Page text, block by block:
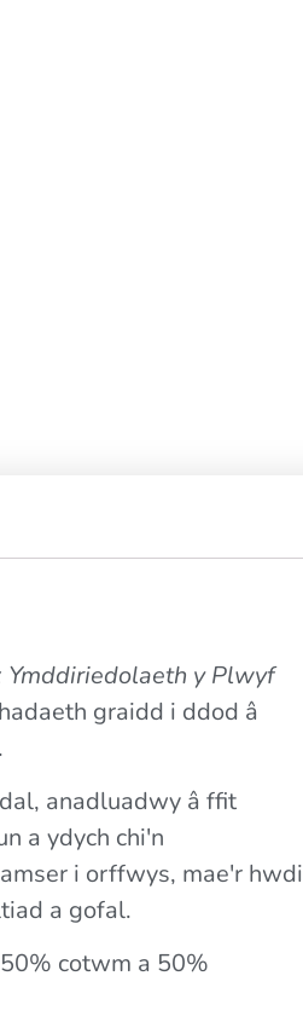
y Plwyf
graidd i ddod â
anadluadwy â ffit
a ydych chi'n
i orffwys, mae'r hwdi
a gofal.
cotwm a 50%